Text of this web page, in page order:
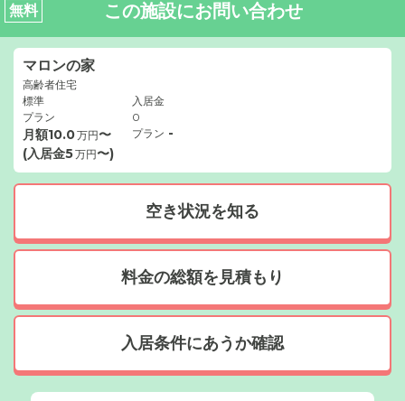
無料 この施設にお問い合わせ
マロンの家
高齢者住宅
標準
プラン
月額10.0万円〜
(入居金5万円〜)
入居金
0
プラン -
空き状況を知る
料金の総額を見積もり
入居条件にあうか確認